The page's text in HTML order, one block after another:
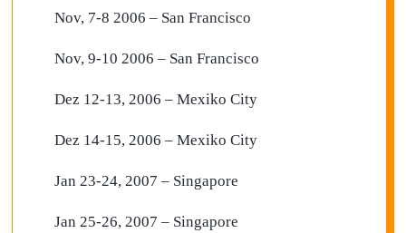
Nov, 7-8 2006 – San Francisco
Nov, 9-10 2006 – San Francisco
Dez 12-13, 2006 – Mexiko City
Dez 14-15, 2006 – Mexiko City
Jan 23-24, 2007 – Singapore
Jan 25-26, 2007 – Singapore